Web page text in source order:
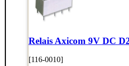
Relais Axicom 9V DC
[116-0010]